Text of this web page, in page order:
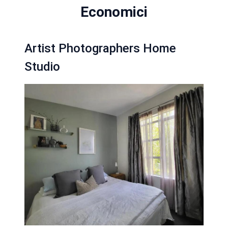
Economici
Artist Photographers Home
Studio